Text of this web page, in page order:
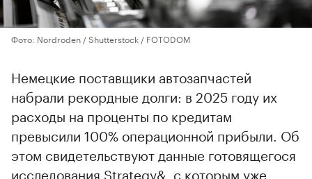
Фото: Nordroden / Shutterstock / FOTODOM
Немецкие поставщики автозапчастей
набрали рекордные долги: в 2025 году их
расходы на проценты по кредитам
превысили 100% операционной прибыли. Об
этом свидетельствуют данные готовящегося
исследования Strategy&, с которым уже